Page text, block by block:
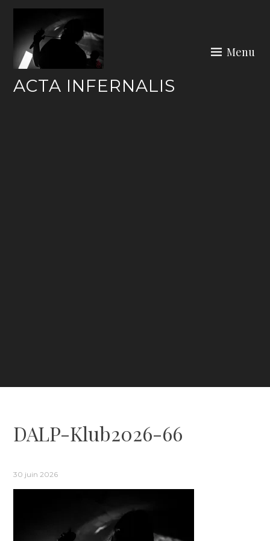
Skip
content
ACTA INFERNALIS
Menu
DALP-Klub2026-66
30 juin 2026